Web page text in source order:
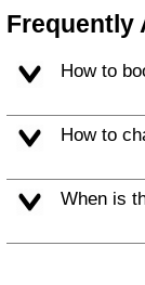
leggen
en ga met
Frequently
How to
How to
When is